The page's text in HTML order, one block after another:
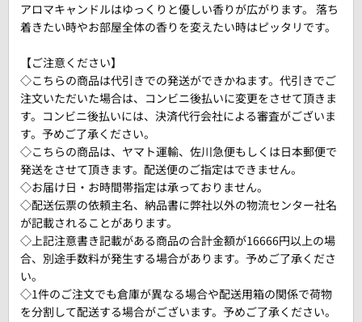
アロマキャンドルはゆっくりと優しい香りが広がります。 落ち
着きたい時やお部屋全体の香りを変えたい時はピッタリです。
【ご注意ください】
◇こちらの商品は代引きでの発送ができかねます。代引きでご
注文いただいた場合は、コンビニ後払いに変更をさせて頂きま
す。コンビニ後払いには、決済代行会社による審査がございま
す。予めご了承ください。
◇こちらの商品は、ヤマト運輸、佐川急便もしくは日本郵便で
発送をさせて頂きます。配送便のご指定はできません。
◇お届け日・お時間帯指定は承っておりません。
◇配送伝票の依頼主名、納品書に弊社以外の物流センター社名
が記載されることがあります。
◇上記注意書き記載がある商品の合計金額が16666円以上の場
合、別途手数料が発生する場合があります。予めご了承くださ
い。
◇1件のご注文でも倉庫が異なる場合や配送用箱の関係で荷物
を分割して配送する場合がございます。予めご了承ください。